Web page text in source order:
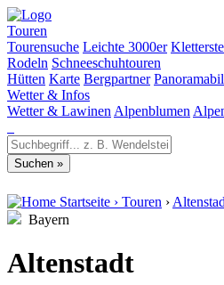
Touren
Tourensuche Leichte 3000er
Rodeln Schneeschuhtouren
Hütten Karte Bergpartner
Wetter & Infos
Wetter & Lawinen Alpenblumen
Startseite › Touren ›
Bayern
Altenstadt